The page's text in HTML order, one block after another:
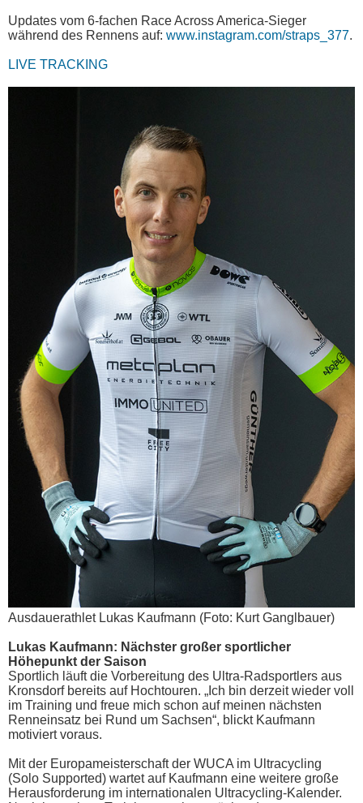
Updates vom 6-fachen Race Across America-Sieger
während des Rennens auf: www.instagram.com/straps_377.
LIVE TRACKING
Ausdauerathlet Lukas Kaufmann (Foto: Kurt Ganglbauer)
Lukas Kaufmann: Nächster großer sportlicher
Höhepunkt der Saison
Sportlich läuft die Vorbereitung des Ultra-Radsportlers aus
Kronsdorf bereits auf Hochtouren. „Ich bin derzeit wieder voll
im Training und freue mich schon auf meinen nächsten
Renneinsatz bei Rund um Sachsen“, blickt Kaufmann
motiviert voraus.
Mit der Europameisterschaft der WUCA im Ultracycling
(Solo Supported) wartet auf Kaufmann eine weitere große
Herausforderung im internationalen Ultracycling-Kalender.